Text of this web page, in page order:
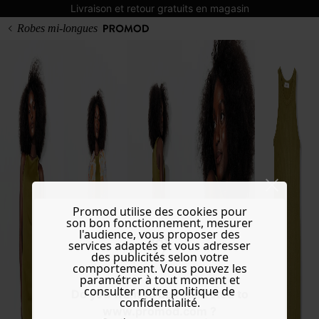
Livraison et retour gratuits en magasin
Do you want to be redirected to
www.promod.com ?
Robes mi-longues
Promod utilise des cookies pour
son bon fonctionnement, mesurer
l'audience, vous proposer des
services adaptés et vous adresser
des publicités selon votre
comportement. Vous pouvez les
paramétrer à tout moment et
consulter notre politique de
confidentialité.